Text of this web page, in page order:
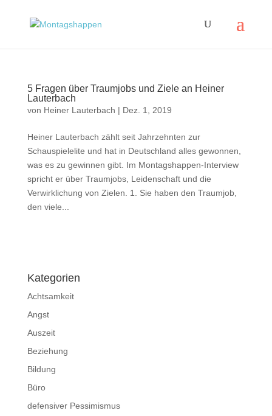
5 Fragen über Traumjobs und Ziele an Heiner
Lauterbach
von Heiner Lauterbach | Dez. 1, 2019
Heiner Lauterbach zählt seit Jahrzehnten zur
Schauspielelite und hat in Deutschland alles gewonnen,
was es zu gewinnen gibt. Im Montagshappen-Interview
spricht er über Traumjobs, Leidenschaft und die
Verwirklichung von Zielen. 1. Sie haben den Traumjob,
den viele...
Kategorien
Achtsamkeit
Angst
Auszeit
Beziehung
Bildung
Büro
defensiver Pessimismus